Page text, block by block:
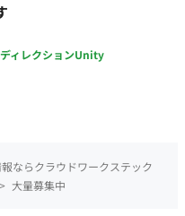
ィレクションUnity
ならクラウドワークステック
> 大量募集中